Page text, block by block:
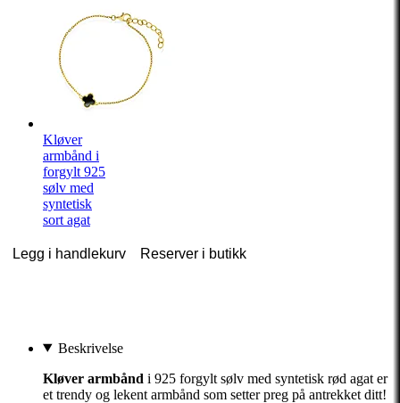
Kløver
armbånd i
forgylt 925
sølv med
syntetisk
sort agat
Legg i handlekurv Reserver i butikk
Beskrivelse
Kløver armbånd i 925 forgylt sølv med syntetisk rød agat er
et trendy og lekent armbånd som setter preg på antrekket ditt!